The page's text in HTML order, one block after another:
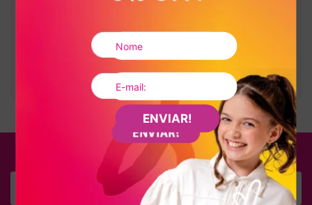
ENVIAR!
7900132044152
7900132044169
FIQUE POR DENTRO